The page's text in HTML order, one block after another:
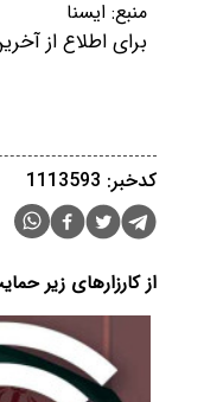
منبع: ایسنا
برای اطلاع از
کدخبر: 1113593
از کارزارهای زیر